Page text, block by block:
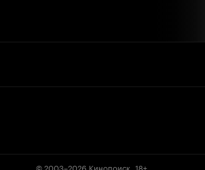
© 2003–2026 Кинопоиск 18+